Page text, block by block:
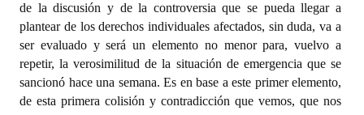
de la discusión y de la controversia que se pueda llegar a
plantear de los derechos individuales afectados, sin duda, va a
ser evaluado y será un elemento no menor para, vuelvo a
repetir, la verosimilitud de la situación de emergencia que se
sancionó hace una semana. Es en base a este primer elemento,
de esta primera colisión y contradicción que vemos, que nos